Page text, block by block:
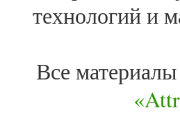
технологий и
Все